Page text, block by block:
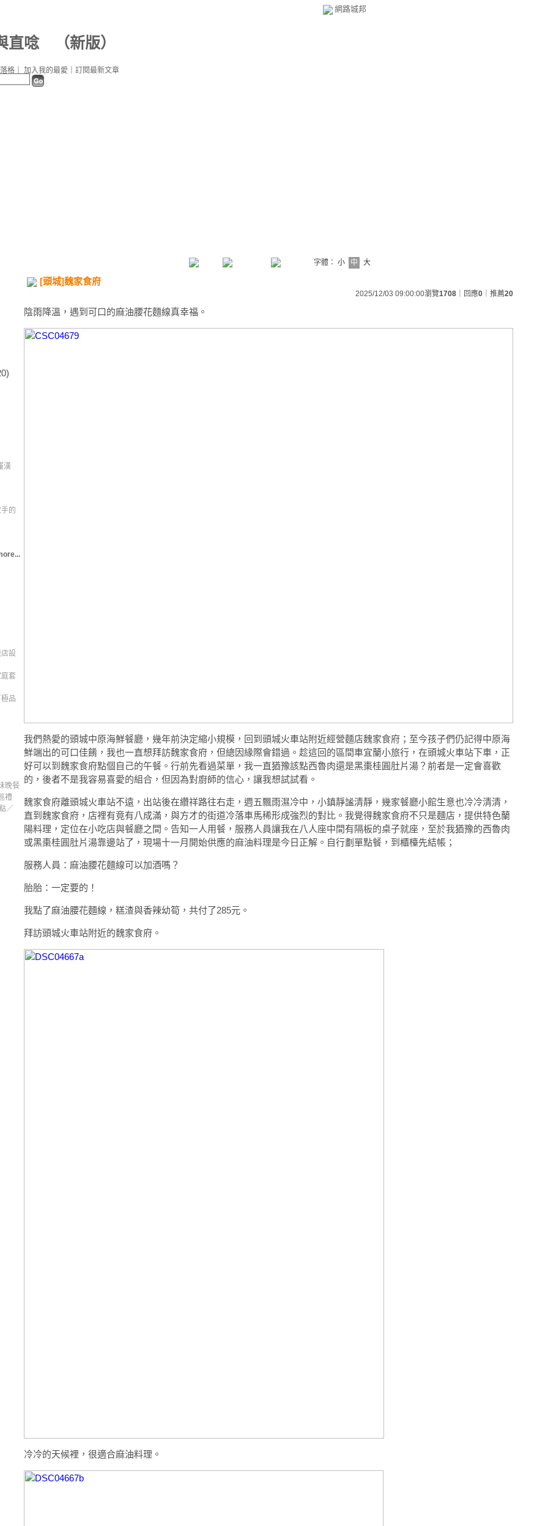
網路城邦
直唸 （新版）
格 加入我的最愛 訂閱最新文章
漢
的
設
庭套
品
晚餐
禮
／
字體： 小 中 大
[頭城]魏家食府
2025/12/03 09:00:00瀏覽1708 ｜回應0 ｜推薦20
陰雨降溫，遇到可口的麻油腰花麵線真幸福。
我們熱愛的頭城中原海鮮餐廳，幾年前決定縮小規模，回到頭城火車站附近經營麵店魏家食府；至今孩子們仍記得中原海
鮮端出的可口佳餚，我也一直想拜訪魏家食府，但總因緣際會錯過。趁這回的區間車宜蘭小旅行，在頭城火車站下車，正
好可以到魏家食府點個自己的午餐。行前先看過菜單，我一直猶豫該點西魯肉還是黑棗桂圓肚片湯？前者是一定會喜歡
的，後者不是我容易喜愛的組合，但因為對廚師的信心，讓我想試試看。
魏家食府離頭城火車站不遠，出站後在纘祥路往右走，週五飄雨濕冷中，小鎮靜謐清靜，幾家餐廳小館生意也冷冷清清，
直到魏家食府，店裡有竟有八成滿，與方才的街道冷落車馬稀形成強烈的對比。我覺得魏家食府不只是麵店，提供特色蘭
陽料理，定位在小吃店與餐廳之間。告知一人用餐，服務人員讓我在八人座中間有隔板的桌子就座，至於我猶豫的西魯肉
或黑棗桂圓肚片湯靠邊站了，現場十一月開始供應的麻油料理是今日正解。自行劃單點餐，到櫃檯先結帳；
服務人員：麻油腰花麵線可以加酒嗎？
胎胎：一定要的！
我點了麻油腰花麵線，糕渣與香辣幼筍，共付了285元。
拜訪頭城火車站附近的魏家食府。
冷冷的天候裡，很適合麻油料理。